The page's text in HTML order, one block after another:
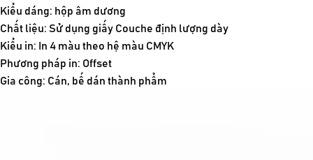
Kiểu dáng: hộp âm dương
Chất liệu: Sử dụng giấy Couche định lượng dày
Kiểu in: In 4 màu theo hệ màu CMYK
Phương pháp in: Offset
Gia công: Cán, bế dán thành phẩm